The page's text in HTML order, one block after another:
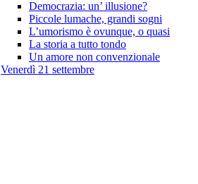
Democrazia: un’ illusione?
Piccole lumache, grandi sogni
L’umorismo è ovunque, o quasi
La storia a tutto tondo
Un amore non convenzionale
Venerdì 21 settembre